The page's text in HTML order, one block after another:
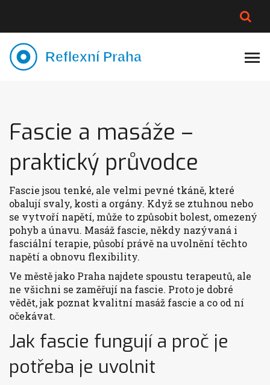
VÝMĚNA VODY
Fascie a masáže –
praktický průvodce
Fascie jsou tenké, ale velmi pevné tkáně, které
obalují svaly, kosti a orgány. Když se ztuhnou nebo
se vytvoří napětí, může to způsobit bolest, omezený
pohyb a únavu. Masáž fascie, někdy nazývaná i
fasciální terapie, působí právě na uvolnění těchto
napětí a obnovu flexibility.
Ve městě jako Praha najdete spoustu terapeutů, ale
ne všichni se zaměřují na fascie. Proto je dobré
vědět, jak poznat kvalitní masáž fascie a co od ní
očekávat.
Jak fascie fungují a proč je
potřeba je uvolnit